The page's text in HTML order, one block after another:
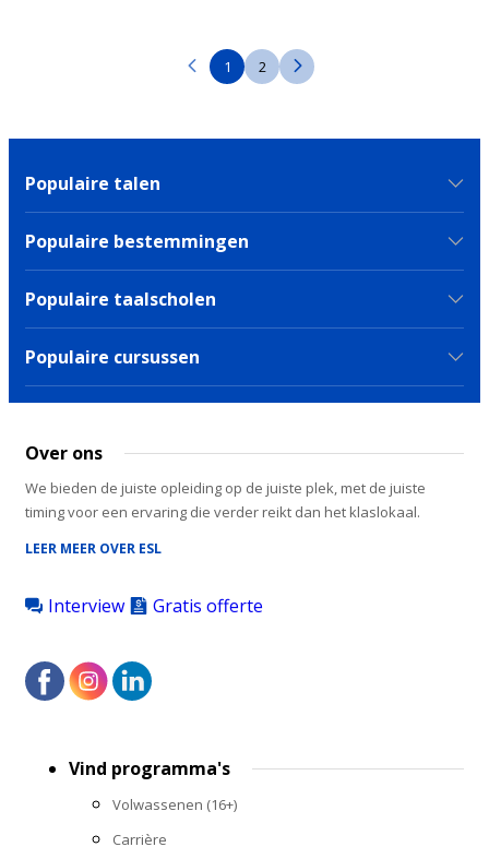
1 2
Populaire talen
Populaire bestemmingen
Populaire taalscholen
Populaire cursussen
Over ons
We bieden de juiste opleiding op de juiste plek, met de juiste
timing voor een ervaring die verder reikt dan het klaslokaal.
LEER MEER OVER ESL
Interview Gratis offerte
menuVind programma's
Volwassenen (16+)
Carrière